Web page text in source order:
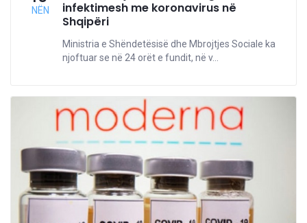
NËN
infektimesh me koronavirus në
Shqipëri
Ministria e Shëndetësisë dhe Mbrojtjes Sociale ka
njoftuar se në 24 orët e fundit, në v...